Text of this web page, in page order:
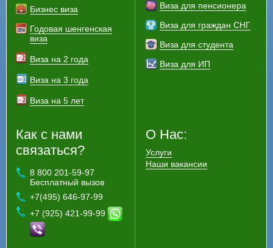
Бизнес виза
Годовая шенгенская
виза
Виза на 2 года
Виза на 3 года
Виза на 5 лет
Виза для пенсионера
Виза для граждан СНГ
Виза для студента
Виза для ИП
Как с нами
связаться?
8 800 201-59-97
Бесплатный вызов
+7(495) 646-97-99
+7 (925) 421-99-99
О Нас:
Услуги
Наши вакансии